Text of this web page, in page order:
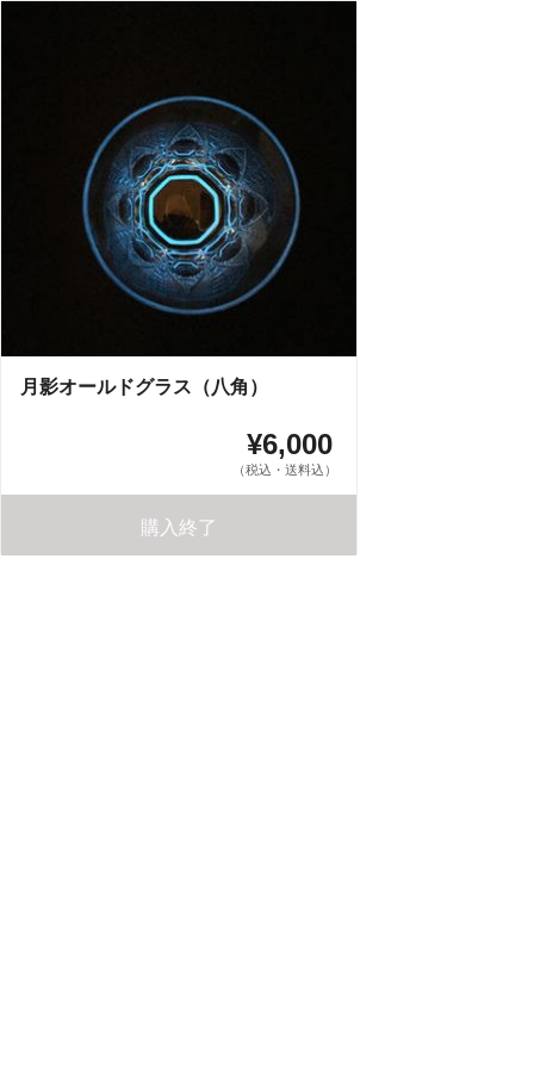
月影オールドグラス（八角）
¥6,000
（税込・送料込）
購入終了